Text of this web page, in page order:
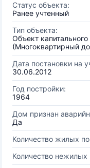
Статус объекта:
Ранее учтенный
Тип объекта:
Объект
(Многоквартирный
Дата постановки на
30.06.2012
Год постройки:
1964
Дом признан
Да
Количество жилых
Количество